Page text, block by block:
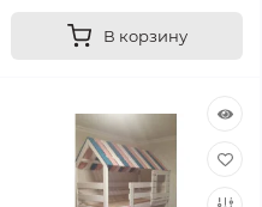
В корзину